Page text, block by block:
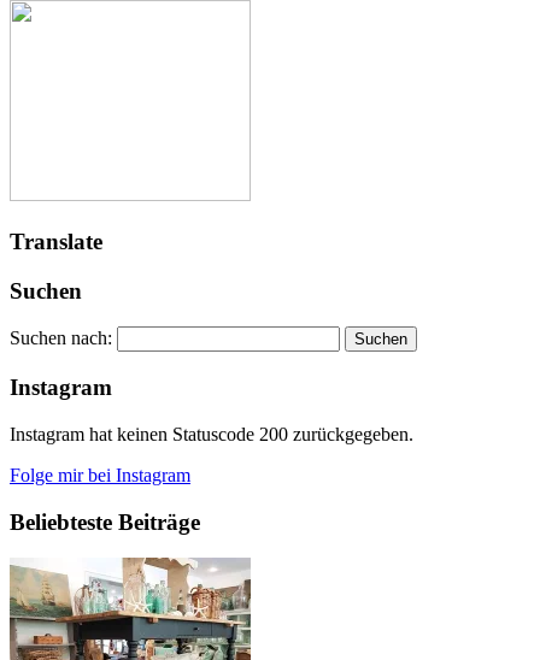
Translate
Suchen
Suchen nach:
Instagram
Instagram hat keinen Statuscode 200 zurückgegeben.
Folge mir bei Instagram
Beliebteste Beiträge